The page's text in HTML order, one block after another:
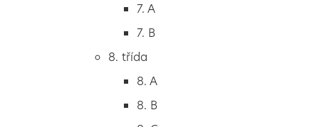
5. A
7. A
7. B
8. třída
8. A
8. B